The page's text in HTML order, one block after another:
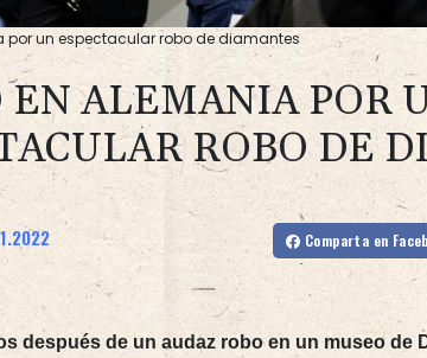
por un espectacular robo de diamantes
ALEMANIA POR
ROBO DE
Comparta en
después de un audaz robo en un museo de